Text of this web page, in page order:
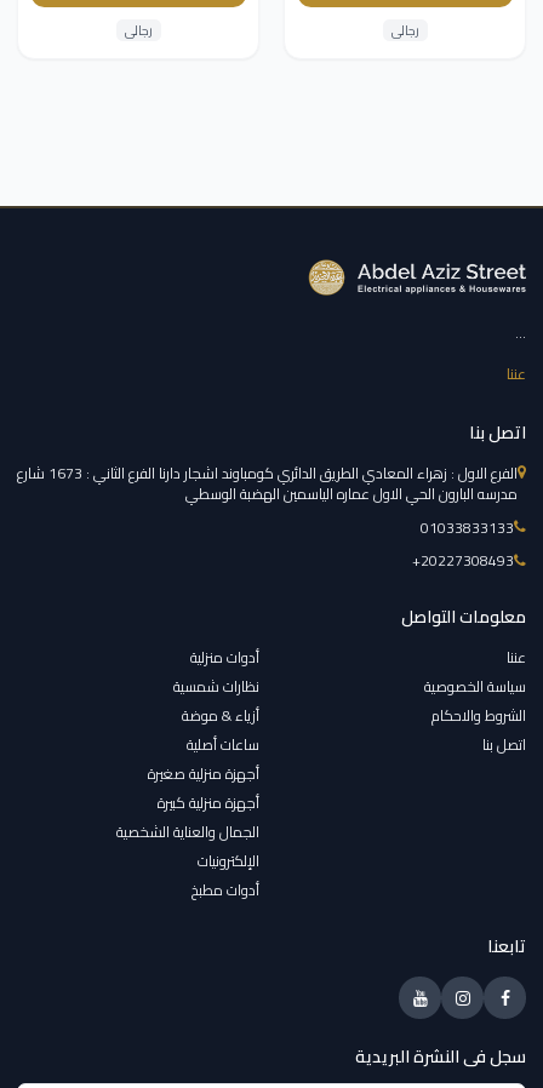
رجالى
رجالى
...
عننا
اتصل بنا
الفرع الاول : زهراء المعادي الطريق الدائري كومباوند اشجار دارنا الفرع الثاني : 1673 شارع
مدرسه البارون الحي الاول عماره الياسمين الهضبة الوسطي
01033833133
‎+20227308493
معلومات التواصل
عننا
سياسة الخصوصية
الشروط والاحكام
اتصل بنا
أدوات منزلية
نظارات شمسية
أزياء & موضة
ساعات أصلية
أجهزة منزلية صغيرة
أجهزة منزلية كبيرة
الجمال والعناية الشخصية
الإلكترونيات
أدوات مطبخ
تابعنا
سجل فى النشرة البريدية